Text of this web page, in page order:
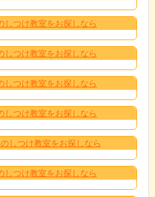
しつけ教室をお探しなら
しつけ教室をお探しなら
しつけ教室をお探しなら
しつけ教室をお探しなら
しつけ教室をお探しなら
しつけ教室をお探しなら